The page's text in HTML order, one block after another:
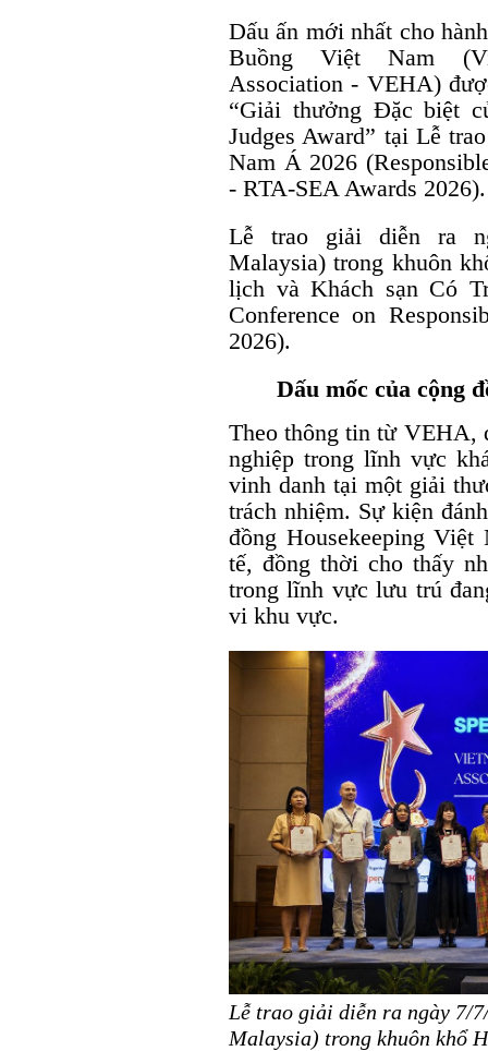
Dấu ấn mới nhất cho
Buồng Việt Nam
Association - VEHA)
“Giải thưởng Đặc biệt
Judges Award” tại Lễ
Nam Á 2026
- RTA-SEA Awards 2026).
Lễ trao giải diễn ra
Malaysia) trong khuôn
lịch và Khách sạn Có
Conference on
2026).
Dấu mốc của cộng
Theo thông tin từ VEHA,
nghiệp trong lĩnh vực
vinh danh tại một giải
trách nhiệm. Sự kiện
đồng Housekeeping
tế, đồng thời cho thấy
trong lĩnh vực lưu trú
vi khu vực.
Lễ trao giải diễn ra ngày 7/
Malaysia) trong khuôn khổ